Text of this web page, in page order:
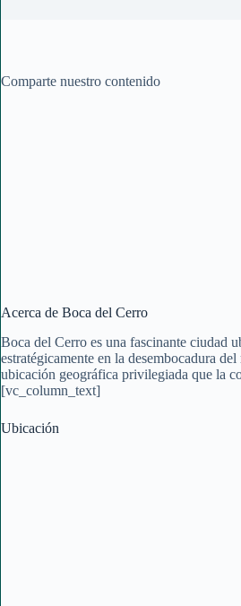
Comparte nuestro contenido
Acerca de Boca del Cerro
Boca del Cerro es una fascinante ciudad
estratégicamente en la desembocadura
ubicación geográfica privilegiada que la
[vc_column_text]
Ubicación